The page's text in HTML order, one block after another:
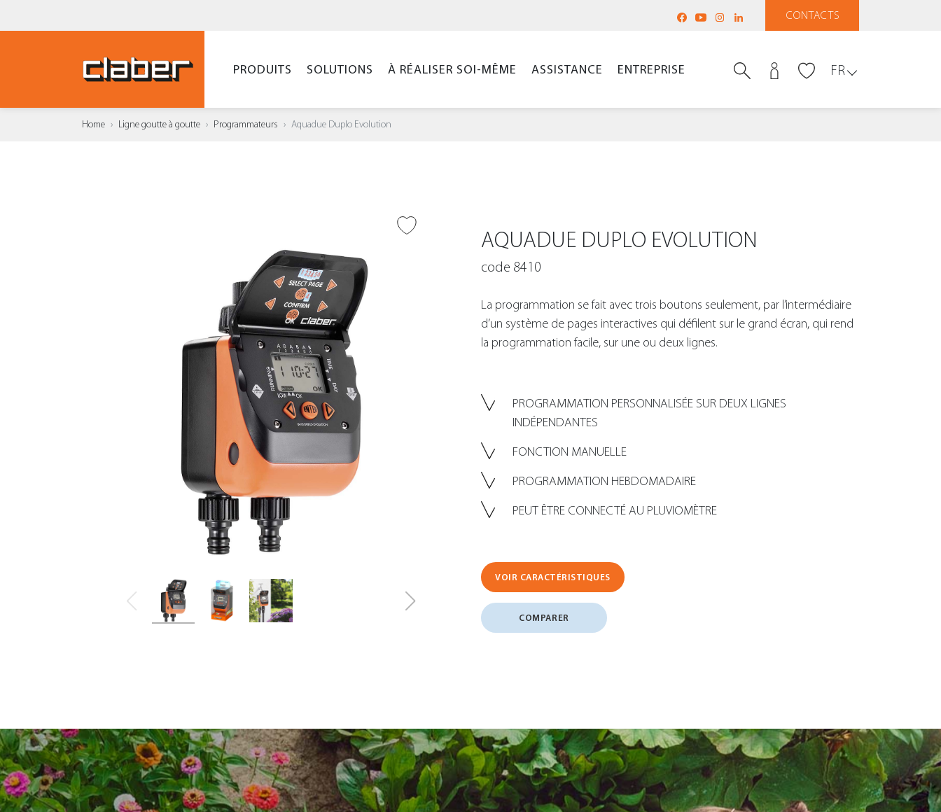
CONTACTS
PRODUITS SOLUTIONS À RÉALISER SOI-MÊME ASSISTANCE ENTREPRISE FR
Home Ligne goutte à goutte Programmateurs Aquadue Duplo Evolution
AQUADUE DUPLO EVOLUTION
code 8410
La programmation se fait avec trois boutons seulement, par l’intermédiaire
d’un système de pages interactives qui défilent sur le grand écran, qui rend
la programmation facile, sur une ou deux lignes.
PROGRAMMATION PERSONNALISÉE SUR DEUX LIGNES
INDÉPENDANTES
FONCTION MANUELLE
PROGRAMMATION HEBDOMADAIRE
PEUT ÊTRE CONNECTÉ AU PLUVIOMÈTRE
VOIR CARACTÉRISTIQUES
COMPARER